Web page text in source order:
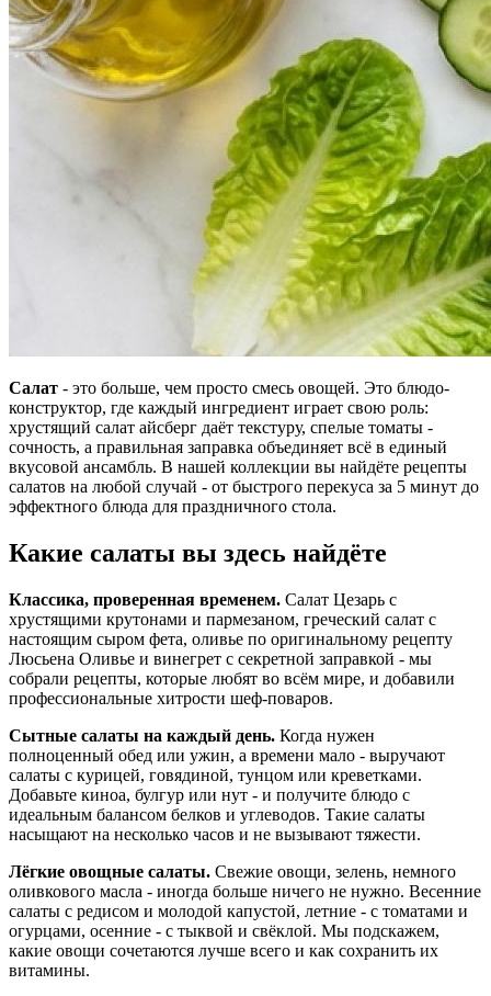
Салат - это больше, чем просто смесь овощей. Это блюдо-
конструктор, где каждый ингредиент играет свою роль:
хрустящий салат айсберг даёт текстуру, спелые томаты -
сочность, а правильная заправка объединяет всё в единый
вкусовой ансамбль. В нашей коллекции вы найдёте рецепты
салатов на любой случай - от быстрого перекуса за 5 минут до
эффектного блюда для праздничного стола.
Какие салаты вы здесь найдёте
Классика, проверенная временем. Салат Цезарь с
хрустящими крутонами и пармезаном, греческий салат с
настоящим сыром фета, оливье по оригинальному рецепту
Люсьена Оливье и винегрет с секретной заправкой - мы
собрали рецепты, которые любят во всём мире, и добавили
профессиональные хитрости шеф-поваров.
Сытные салаты на каждый день. Когда нужен
полноценный обед или ужин, а времени мало - выручают
салаты с курицей, говядиной, тунцом или креветками.
Добавьте киноа, булгур или нут - и получите блюдо с
идеальным балансом белков и углеводов. Такие салаты
насыщают на несколько часов и не вызывают тяжести.
Лёгкие овощные салаты. Свежие овощи, зелень, немного
оливкового масла - иногда больше ничего не нужно. Весенние
салаты с редисом и молодой капустой, летние - с томатами и
огурцами, осенние - с тыквой и свёклой. Мы подскажем,
какие овощи сочетаются лучше всего и как сохранить их
витамины.